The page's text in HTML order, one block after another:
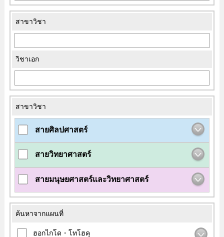
สาขาวิชา
วิชาเอก
สาขาวิชา
สายศิลปศาสตร์
สายวิทยาศาสตร์
สายมนุษยศาสตร์และวิทยาศาสตร์
ค้นหาจากแผนที่
ฮอกไกโด・โทโฮคุ